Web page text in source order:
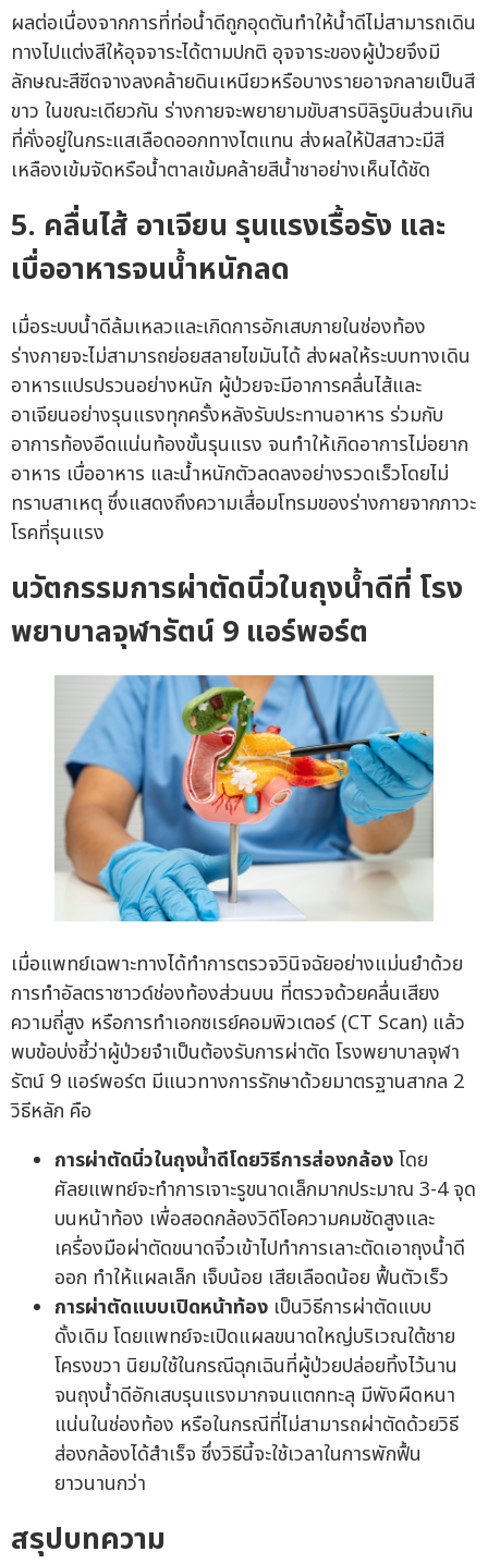
ผลต่อเนื่องจากการที่ท่อน้ำดีถูกอุดตันทำให้น้ำดีไม่สามารถเดิน
ทางไปแต่งสีให้อุจจาระได้ตามปกติ อุจจาระของผู้ป่วยจึงมี
ลักษณะสีซีดจางลงคล้ายดินเหนียวหรือบางรายอาจกลายเป็นสี
ขาว ในขณะเดียวกัน ร่างกายจะพยายามขับสารบิลิรูบินส่วนเกิน
ที่คั่งอยู่ในกระแสเลือดออกทางไตแทน ส่งผลให้ปัสสาวะมีสี
เหลืองเข้มจัดหรือน้ำตาลเข้มคล้ายสีน้ำชาอย่างเห็นได้ชัด
5. คลื่นไส้ อาเจียน รุนแรงเรื้อรัง และ
เบื่ออาหารจนน้ำหนักลด
เมื่อระบบน้ำดีล้มเหลวและเกิดการอักเสบภายในช่องท้อง
ร่างกายจะไม่สามารถย่อยสลายไขมันได้ ส่งผลให้ระบบทางเดิน
อาหารแปรปรวนอย่างหนัก ผู้ป่วยจะมีอาการคลื่นไส้และ
อาเจียนอย่างรุนแรงทุกครั้งหลังรับประทานอาหาร ร่วมกับ
อาการท้องอืดแน่นท้องขั้นรุนแรง จนทำให้เกิดอาการไม่อยาก
อาหาร เบื่ออาหาร และน้ำหนักตัวลดลงอย่างรวดเร็วโดยไม่
ทราบสาเหตุ ซึ่งแสดงถึงความเสื่อมโทรมของร่างกายจากภาวะ
โรคที่รุนแรง
นวัตกรรมการผ่าตัดนิ่วในถุงน้ำดีที่ โรง
พยาบาลจุฬารัตน์ 9 แอร์พอร์ต
เมื่อแพทย์เฉพาะทางได้ทำการตรวจวินิจฉัยอย่างแม่นยำด้วย
การทำอัลตราซาวด์ช่องท้องส่วนบน ที่ตรวจด้วยคลื่นเสียง
ความถี่สูง หรือการทำเอกซเรย์คอมพิวเตอร์ (CT Scan) แล้ว
พบข้อบ่งชี้ว่าผู้ป่วยจำเป็นต้องรับการผ่าตัด โรงพยาบาลจุฬา
รัตน์ 9 แอร์พอร์ต มีแนวทางการรักษาด้วยมาตรฐานสากล 2
วิธีหลัก คือ
การผ่าตัดนิ่วในถุงน้ำดีโดยวิธีการส่องกล้องโดย
ศัลยแพทย์จะทำการเจาะรูขนาดเล็กมากประมาณ 3-4 จุด
บนหน้าท้อง เพื่อสอดกล้องวิดีโอความคมชัดสูงและ
เครื่องมือผ่าตัดขนาดจิ๋วเข้าไปทำการเลาะตัดเอาถุงน้ำดี
ออก ทำให้แผลเล็ก เจ็บน้อย เสียเลือดน้อย ฟื้นตัวเร็ว
การผ่าตัดแบบเปิดหน้าท้อง เป็นวิธีการผ่าตัดแบบ
ดั้งเดิม โดยแพทย์จะเปิดแผลขนาดใหญ่บริเวณใต้ชาย
โครงขวา นิยมใช้ในกรณีฉุกเฉินที่ผู้ป่วยปล่อยทิ้งไว้นาน
จนถุงน้ำดีอักเสบรุนแรงมากจนแตกทะลุ มีพังผืดหนา
แน่นในช่องท้อง หรือในกรณีที่ไม่สามารถผ่าตัดด้วยวิธี
ส่องกล้องได้สำเร็จ ซึ่งวิธีนี้จะใช้เวลาในการพักฟื้น
ยาวนานกว่า
สรุปบทความ